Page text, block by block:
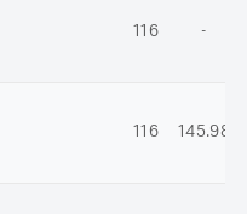
116 -
116 145.98